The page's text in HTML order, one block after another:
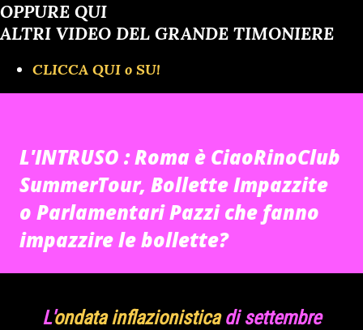
OPPURE QUI
ALTRI VIDEO DEL GRANDE TIMONIERE
CLICCA QUI o SU!
L'INTRUSO : Roma è CiaoRinoClub
SummerTour, Bollette Impazzite
o Parlamentari Pazzi che fanno
impazzire le bollette?
L'ondata inflazionisticadi settembre